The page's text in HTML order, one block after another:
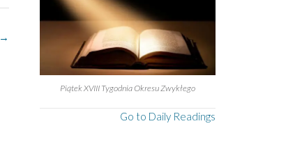
→
Piątek XVIII Tygodnia Okresu Zwykłego
Go to Daily Readings